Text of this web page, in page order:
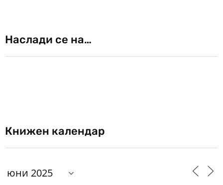
Наслади се на…
Книжен календар